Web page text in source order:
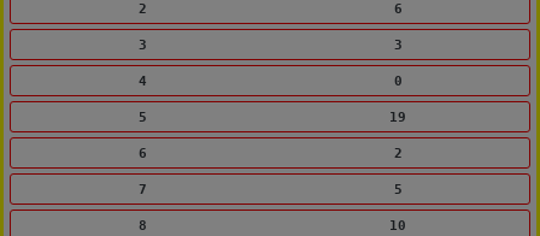
2 6
3 3
4 0
5 19
6 2
7 5
8 10